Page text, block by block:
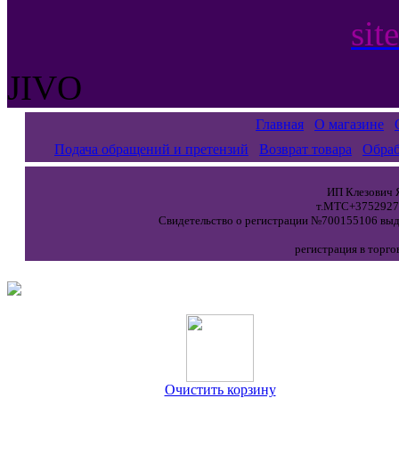
JIVO
Главная О магазине
Подача обращений и претензий
Возврат товара
ИП Клезович
Свидетельство о регистрации №700155106
регистрация в
Очистить корзину